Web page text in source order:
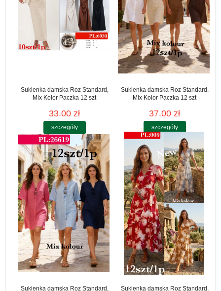
Sukienka damska Roz Standard,
Mix Kolor Paczka 12 szt
33.00 zł
szczegóły
Sukienka damska Roz Standard,
Mix Kolor Paczka 12 szt
37.00 zł
szczegóły
Sukienka damska Roz Standard,
Sukienka damska Roz Standard,